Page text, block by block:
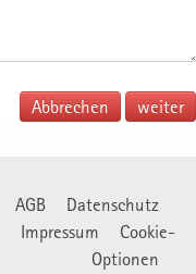
Abbrechen
AGB
Datenschutz
Impressum
Cookie-
Optionen